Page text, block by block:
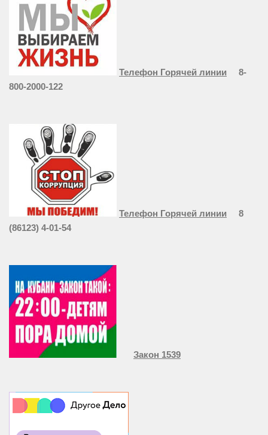
Телефон Горячей линии
8-
800-2000-122
Телефон Горячей линии
8
(86123) 4-01-54
Закон 1539